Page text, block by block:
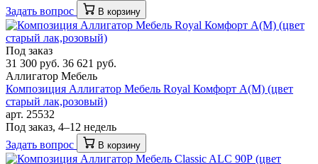
Задать вопрос
В корзину
Под заказ
31 300 руб. 36 621 руб.
Аллигатор Мебель
Композиция Аллигатор Мебель Royal Комфорт A(М) (цвет
старый лак,розовый)
арт. 25532
Под заказ, 4–12 недель
Задать вопрос
В корзину